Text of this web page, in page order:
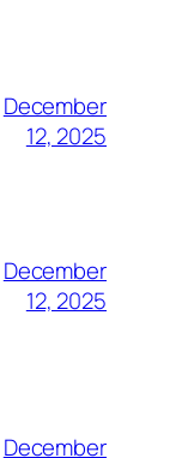
December
12, 2025
December
12, 2025
December